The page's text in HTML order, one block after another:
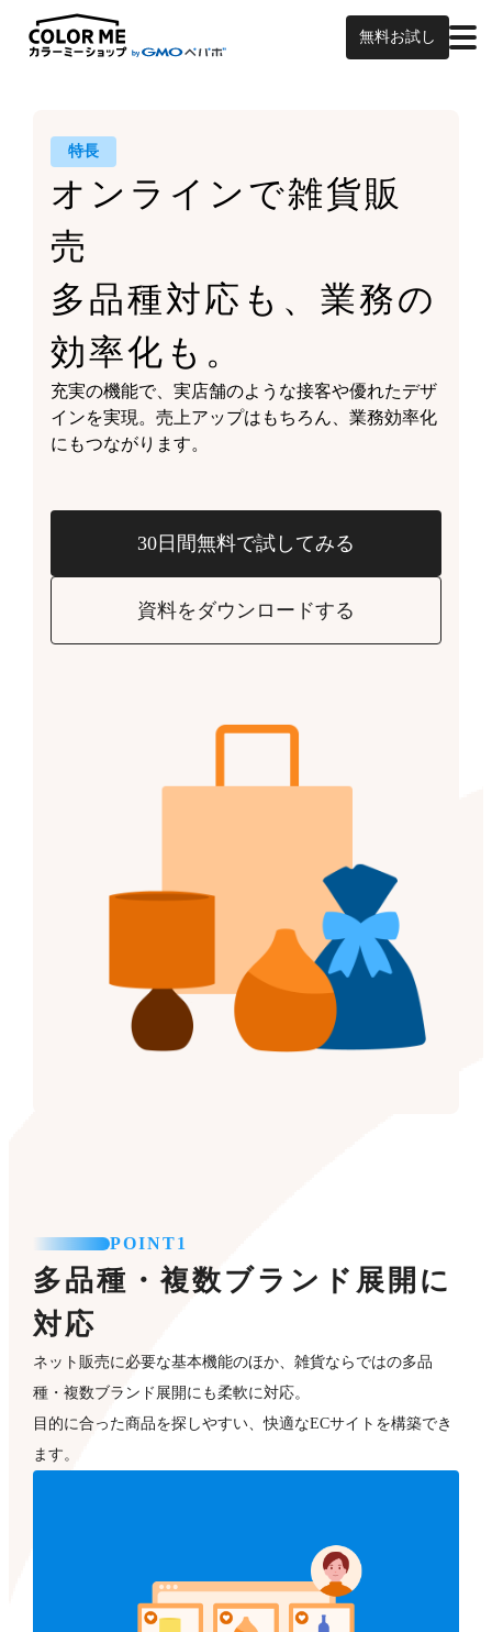
無料お試し
特長
オンラインで雑貨販
売
多品種対応も、業務の
効率化も。
充実の機能で、実店舗のような接客や優れたデザ
インを実現。売上アップはもちろん、業務効率化
にもつながります。
30日間無料で試してみる
資料をダウンロードする
POINT1
多品種・複数ブランド展開に
対応
ネット販売に必要な基本機能のほか、雑貨ならではの多品
種・複数ブランド展開にも柔軟に対応。
目的に合った商品を探しやすい、快適なECサイトを構築でき
ます。